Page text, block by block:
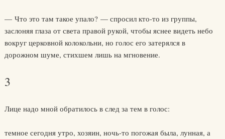
— Что это там такое упало? — спросил кто-то из группы,
заслоняя глаза от света правой рукой, чтобы яснее видеть небо
вокруг церковной колокольни, но голос его затерялся в
дорожном шуме, стихшем лишь на мгновение.
3
Лице надо мной обратилось в след за тем в голос:
темное сегодня утро, хозяин, ночь-то погожая была, лунная, а